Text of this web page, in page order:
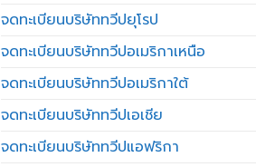
จดทะเบียนบริษัททวีปยุโรป
จดทะเบียนบริษัททวีปอเมริกาเหนือ
จดทะเบียนบริษัททวีปอเมริกาใต้
จดทะเบียนบริษัททวีปเอเชีย
จดทะเบียนบริษัททวีปแอฟริกา